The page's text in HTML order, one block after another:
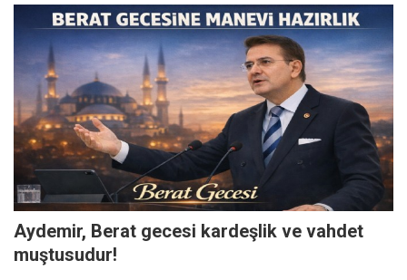
Aydemir, Berat gecesi kardeşlik ve vahdet
muştusudur!